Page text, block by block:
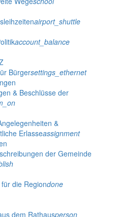
airport_shuttle
account_balance
Bürgersettings_ethernet
& Beschlüsse der
&
Erlasseassignment
der Gemeinde
die Regiondone
dem Rathausperson